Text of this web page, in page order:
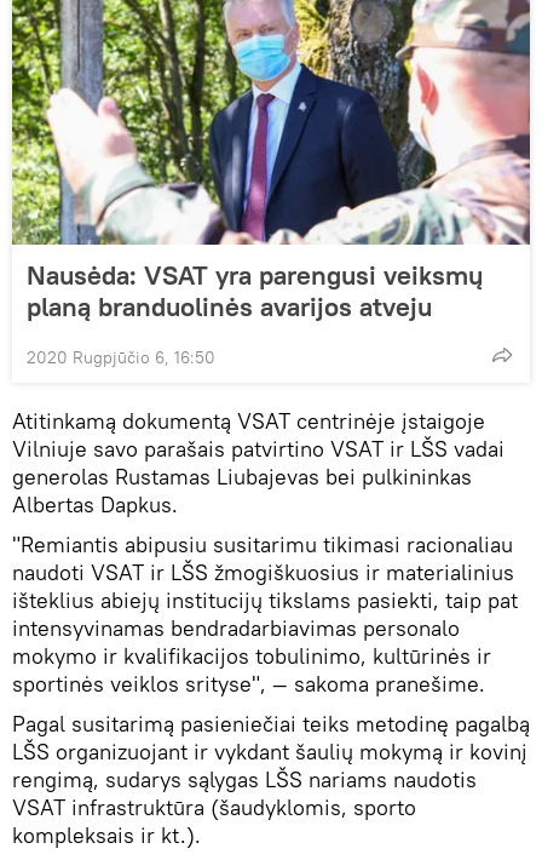
Nausėda: VSAT yra parengusi veiksmų
planą branduolinės avarijos atveju
2020 Rugpjūčio 6, 16:50
Atitinkamą dokumentą VSAT centrinėje įstaigoje
Vilniuje savo parašais patvirtino VSAT ir LŠS vadai
generolas Rustamas Liubajevas bei pulkininkas
Albertas Dapkus.
"Remiantis abipusiu susitarimu tikimasi racionaliau
naudoti VSAT ir LŠS žmogiškuosius ir materialinius
išteklius abiejų institucijų tikslams pasiekti, taip pat
intensyvinamas bendradarbiavimas personalo
mokymo ir kvalifikacijos tobulinimo, kultūrinės ir
sportinės veiklos srityse", — sakoma pranešime.
Pagal susitarimą pasieniečiai teiks metodinę pagalbą
LŠS organizuojant ir vykdant šaulių mokymą ir kovinį
rengimą, sudarys sąlygas LŠS nariams naudotis
VSAT infrastruktūra (šaudyklomis, sporto
kompleksais ir kt.).